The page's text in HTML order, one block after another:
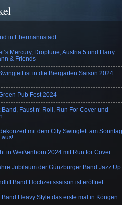
in Ebermannstadt
Mercury, Droptune, Austria 5 und Harry
& Friends
ist in die Biergarten Saison 2024
Pub Fest 2024
Faust n‘ Roll, Run For Cover und
mit dem City Swingtett am Sonntag
aus!
in Weißenhorn 2024 mit Run for Cover
Jubiläum der Günzburger Band Jazz Up
Band Hochzeitssaison ist eröffnet
Band Heavy Style das erste mal in Köngen